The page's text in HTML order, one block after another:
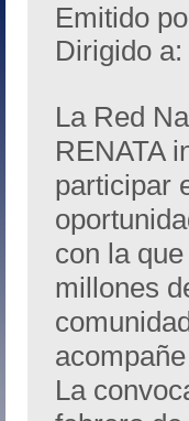
Emitido
Dirigido
La Red
RENATA
participar
con la
millones
La